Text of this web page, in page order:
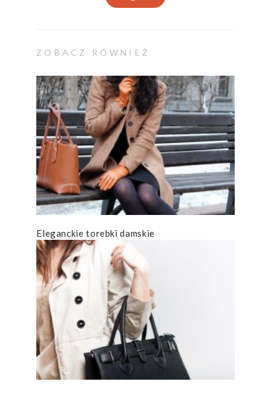
ZOBACZ RÓWNIEŻ
Eleganckie torebki damskie